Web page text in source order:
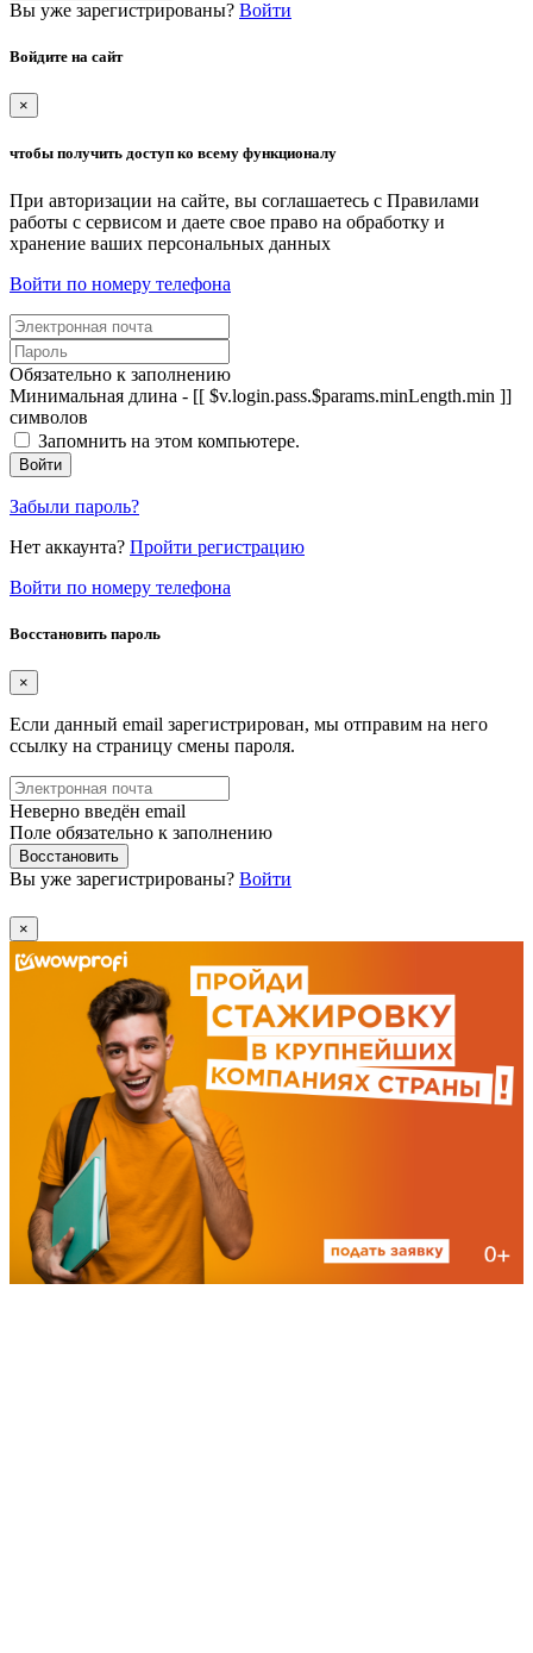
Вы уже зарегистрированы? Войти
Войдите на сайт
×
чтобы получить доступ ко всему функционалу
При авторизации на сайте, вы соглашаетесь с Правилами
работы с сервисом и даете свое право на обработку и
хранение ваших персональных данных
Войти по номеру телефона
Обязательно к заполнению
Минимальная длина - [[ $v.login.pass.$params.minLength.min ]]
символов
Запомнить на этом компьютере.
Войти
Забыли пароль?
Нет аккаунта? Пройти регистрацию
Войти по номеру телефона
Восстановить пароль
×
Если данный email зарегистрирован, мы отправим на него
ссылку на страницу смены пароля.
Неверно введён email
Поле обязательно к заполнению
Восстановить
Вы уже зарегистрированы? Войти
×